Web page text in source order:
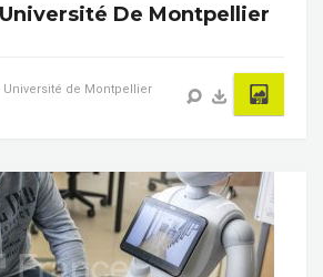
De Montpellier
de Montpellier